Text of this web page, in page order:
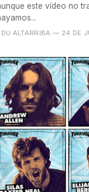
este vídeo no
ALTARRIBA — 24 DE